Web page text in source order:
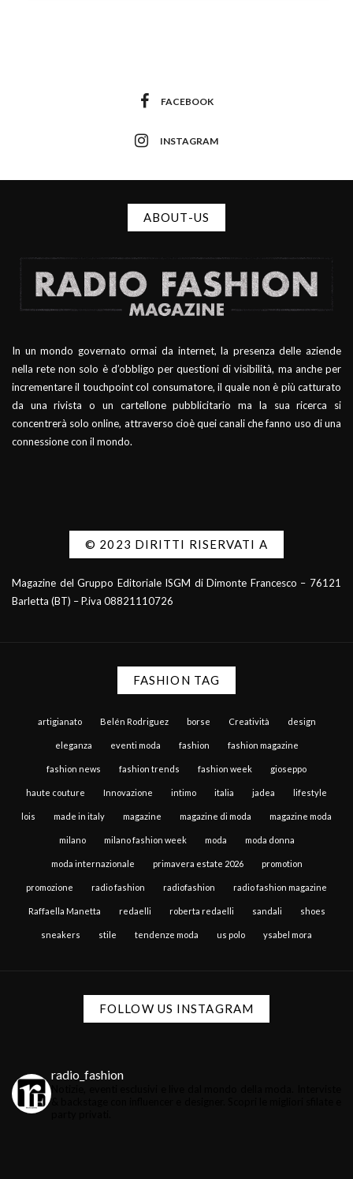
FACEBOOK
INSTAGRAM
ABOUT-US
In un mondo governato ormai da internet, la presenza delle aziende
nella rete non solo è d’obbligo per questioni di visibilità, ma anche per
incrementare il touchpoint col consumatore, il quale non è più catturato
da una rivista o un cartellone pubblicitario ma la sua ricerca si
concentrerà solo online, attraverso cioè quei canali che fanno uso di una
connessione con il mondo.
© 2023 DIRITTI RISERVATI A
Magazine del Gruppo Editoriale ISGM di Dimonte Francesco – 76121
Barletta (BT) – P.iva 08821110726
FASHION TAG
artigianato Belén Rodriguez borse Creatività design
eleganza eventi moda fashion fashion magazine
fashion news fashion trends fashion week gioseppo
haute couture Innovazione intimo italia jadea lifestyle
lois made in italy magazine magazine di moda magazine moda
milano milano fashion week moda moda donna
moda internazionale primavera estate 2026 promotion
promozione radio fashion radiofashion radio fashion magazine
Raffaella Manetta redaelli roberta redaelli sandali shoes
sneakers stile tendenze moda us polo ysabel mora
FOLLOW US INSTAGRAM
radio_fashion